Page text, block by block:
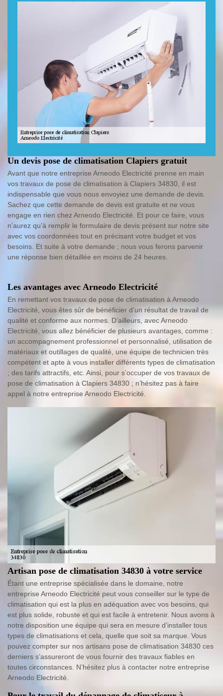
Un devis pose de climatisation Clapiers gratuit
Avant que notre entreprise Arneodo Electricité prenne en main
vos travaux de pose de climatisation à Clapiers 34830, il est
indispensable que vous nous envoyiez une demande de devis.
Sachez que cette demande de devis est gratuite et ne vous
engage en rien chez Arneodo Electricité. Et pour ce faire, vous
n’aurez qu’à remplir le formulaire de devis présent sur notre site
avec vos coordonnées tout en précisant votre budget et vos
besoins. Et suite à votre demande ; nous vous ferons parvenir
une réponse bien détaillée en moins de 24 heures.
Les avantages avec Arneodo Electricité
En remettant vos travaux de pose de climatisation à Arneodo
Electricité, vous êtes sûr de bénéficier d’un résultat de travail de
qualité et conforme aux normes. D’ailleurs, avec Arneodo
Electricité, vous allez bénéficier de plusieurs avantages, comme :
un accompagnement professionnel et personnalisé, utilisation de
matériaux et outillages de qualité, une équipe de technicien très
compétent et apte à vous installer différents types de climatisation
; des tarifs attractifs, etc. Ainsi, pour s’occuper de vos travaux de
pose de climatisation à Clapiers 34830 ; n’hésitez pas à faire
appel à notre entreprise Arneodo Electricité.
Artisan pose de climatisation 34830 à votre service
Étant une entreprise spécialisée dans le domaine, notre
entreprise Arneodo Electricité peut vous conseiller sur le type de
climatisation qui est la plus en adéquation avec vos besoins, qui
est plus solide, robuste et qui est facile à entretenir. Nous avons à
notre disposition une équipe qui sera en mesure d’installer tous
types de climatisations et cela, quelle que soit sa marque. Vous
pouvez compter sur nos artisans pose de climatisation 34830 ces
derniers s’assureront de vous fournir des travaux fiables en
toutes circonstances. N’hésitez plus à contacter notre entreprise
Arneodo Electricité.